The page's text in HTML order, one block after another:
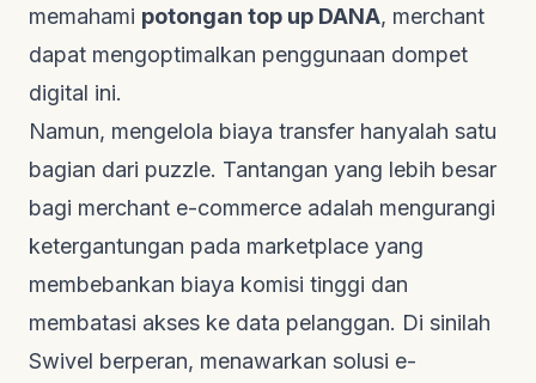
memahami potongan top up DANA, merchant
dapat mengoptimalkan penggunaan dompet
digital ini.
Namun, mengelola biaya transfer hanyalah satu
bagian dari puzzle. Tantangan yang lebih besar
bagi merchant e-commerce adalah mengurangi
ketergantungan pada marketplace yang
membebankan biaya komisi tinggi dan
membatasi akses ke data pelanggan. Di sinilah
Swivel berperan, menawarkan solusi e-